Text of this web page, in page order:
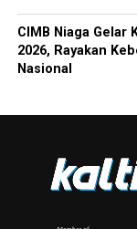
CIMB Niaga
2026, Rayakan
Nasional